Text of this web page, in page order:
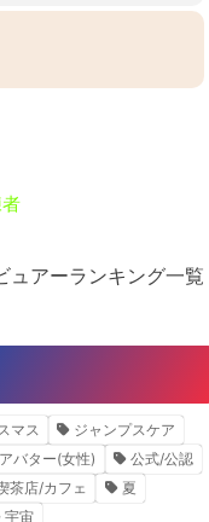
ュアーランキング一覧
マス
ジャンプスケア
バター(女性)
公式/公認
茶店/カフェ
夏
宇宙